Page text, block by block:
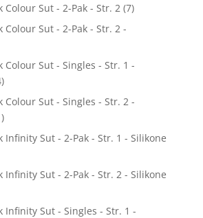
Colour Sut - 2-Pak - Str. 2 (7)
Colour Sut - 2-Pak - Str. 2 -
Colour Sut - Singles - Str. 1 -
Colour Sut - Singles - Str. 2 -
Infinity Sut - 2-Pak - Str. 1 - Silikone
Infinity Sut - 2-Pak - Str. 2 - Silikone
Infinity Sut - Singles - Str. 1 -